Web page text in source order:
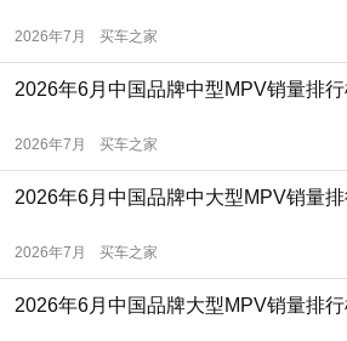
2026年7月 买车之家
2026年6月中国品牌中型MPV销量排
2026年7月 买车之家
2026年6月中国品牌中大型MPV销量
2026年7月 买车之家
2026年6月中国品牌大型MPV销量排